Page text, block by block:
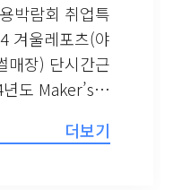
박람회 취업특
겨울레포츠(야
매장) 단시간근
도 Maker’s…
더보기